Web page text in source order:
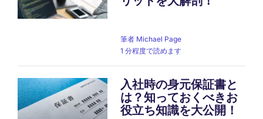
筆者 Michael Page
1 分程度で読めます
入社時の身元保証書と
は？知っておくべきお
役立ち知識を大公開！